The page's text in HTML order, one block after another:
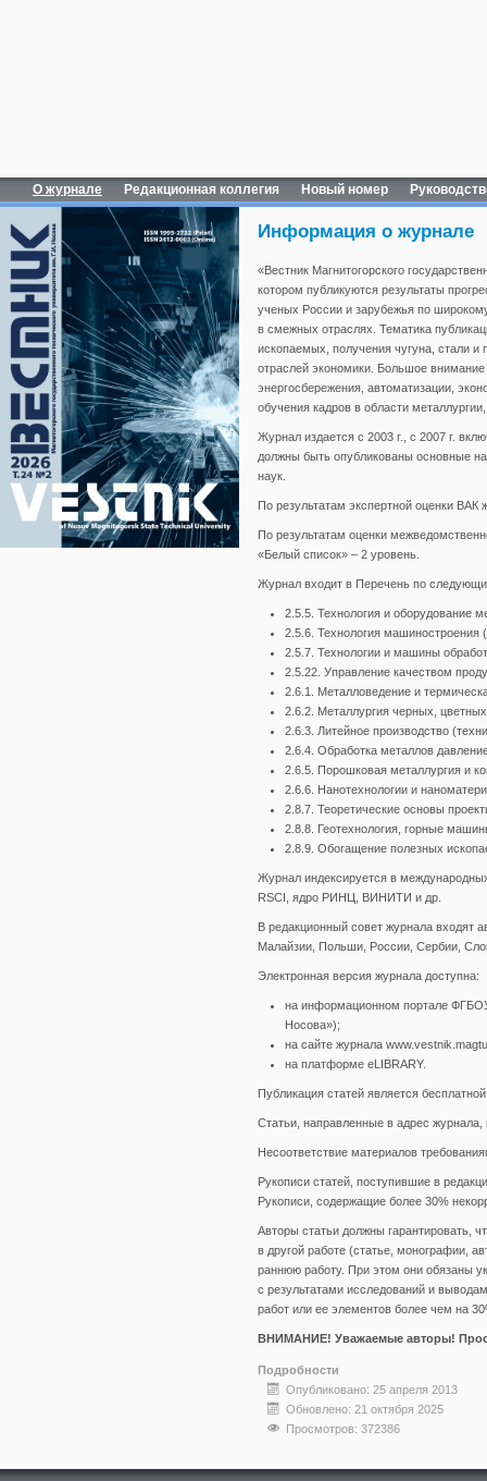
О журнале Редакционная коллегия Новый номер
Информация о журнале
«Вестник Магнитогорского
котором публикуются результаты
ученых России и зарубежья по
в смежных отраслях. Тематика
ископаемых, получения чугуна, стали и
отраслей экономики. Большое
энергосбережения, автоматизации,
обучения кадров в области
Журнал издается с 2003 г., с 2007 г.
должны быть опубликованы основные
наук.
По результатам экспертной оценки ВАК
По результатам оценки
«Белый список» – 2 уровень.
Журнал входит в Перечень по
2.5.5. Технология и оборудование
2.5.6. Технология машиностроения
2.5.7. Технологии и машины
2.5.22. Управление качеством
2.6.1. Металловедение и
2.6.2. Металлургия черных,
2.6.3. Литейное производство
2.6.4. Обработка металлов
2.6.5. Порошковая металлургия и
2.6.6. Нанотехнологии и
2.8.7. Теоретические основы
2.8.8. Геотехнология, горные
2.8.9. Обогащение полезных
Журнал индексируется в
RSCI, ядро РИНЦ, ВИНИТИ и др.
В редакционный совет журнала входят
Малайзии, Польши, России, Сербии,
Электронная версия журнала доступна:
на информационном портале
Носова»);
на сайте журнала
на платформе еLIBRARY.
Публикация статей является
Статьи, направленные в адрес журнала,
Несоответствие материалов
Рукописи статей, поступившие в
Рукописи, содержащие более 30%
Авторы статьи должны гарантировать,
в другой работе (статье, монографии,
раннюю работу. При этом они обязаны
с результатами исследований и
работ или ее элементов более чем на
ВНИМАНИЕ! Уважаемые авторы!
Подробности
Опубликовано: 25 апреля 2013
Обновлено: 21 октября 2025
Просмотров: 372386